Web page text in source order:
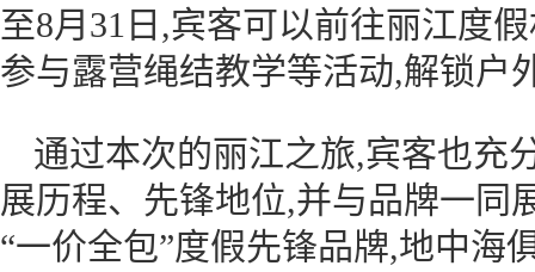
至8月31日,宾客可以前往丽江度
参与露营绳结教学等活动,解锁户
通过本次的丽江之旅,宾客也充
展历程、先锋地位,并与品牌一同
“一价全包”度假先锋品牌,地中海